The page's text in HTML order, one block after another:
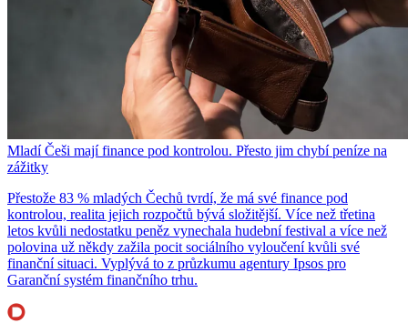
Mladí Češi mají finance pod kontrolou. Přesto jim chybí peníze na
zážitky
Přestože 83 % mladých Čechů tvrdí, že má své finance pod
kontrolou, realita jejich rozpočtů bývá složitější. Více než třetina
letos kvůli nedostatku peněz vynechala hudební festival a více než
polovina už někdy zažila pocit sociálního vyloučení kvůli své
finanční situaci. Vyplývá to z průzkumu agentury Ipsos pro
Garanční systém finančního trhu.